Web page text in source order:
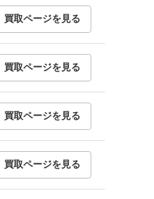
買取ページを見る
買取ページを見る
買取ページを見る
買取ページを見る